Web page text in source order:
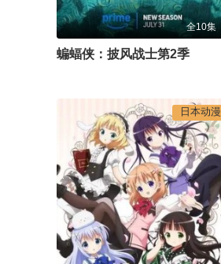
全10集
蝙蝠侠：披风战士第2季
日本动漫